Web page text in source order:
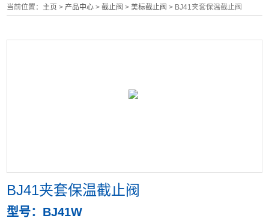
当前位置： 主页 > 产品中心 >截止阀 >美标截止阀 > BJ41夹套保温截止阀
BJ41夹套保温截止阀
型号：BJ41W